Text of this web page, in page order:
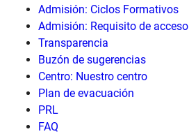
Admisión: Ciclos Formativos
Admisión: Requisito de acceso
Transparencia
Buzón de sugerencias
Centro: Nuestro centro
Plan de evacuación
PRL
FAQ